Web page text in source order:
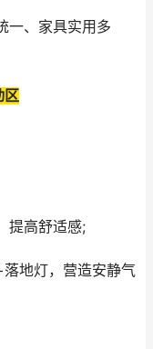
一、家具实用多
区
提高舒适感;
地灯，营造安静气